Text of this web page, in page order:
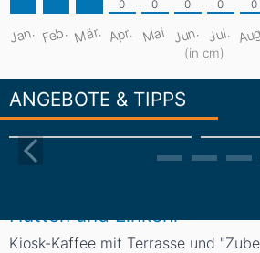
Jan. Feb. Mär. Apr. Mai Jun. Jul.
(in cm)
ANGEBOTE & TIPPS
Hütten und Einkehr
Kiosk-Kaffee mit Terrasse und